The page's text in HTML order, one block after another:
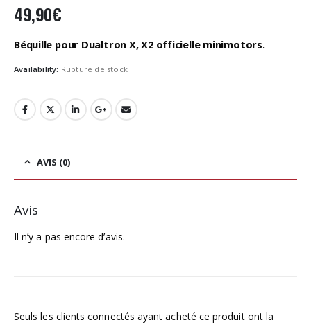
49,90€
Béquille pour Dualtron X, X2 officielle minimotors.
Availability: Rupture de stock
AVIS (0)
Avis
Il n’y a pas encore d’avis.
Seuls les clients connectés ayant acheté ce produit ont la